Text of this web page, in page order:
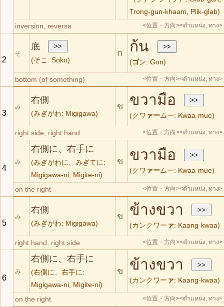
Trong-gun-khaam, Plik-glab)
inversion, reverse <位置・方向><ตำแหน่ง, ทาง>
2
そ
底
(そこ: Soko)
ก ก้น
(ゴン: Gon)
bottom (of something) <位置・方向><ตำแหน่ง, ทาง>
3
み
右側
(みぎがわ: Migigawa)
ข ขวามือ
(クワ ァームー: Kwaa-mue)
right side, right hand <位置・方向><ตำแหน่ง, ทาง>
4
み
右側に、右手に
(みぎがわに、みぎてに:
Migigawa-ni, Migite-ni)
ข ขวามือ
(クワ ァームー: Kwaa-mue)
on the right <位置・方向><ตำแหน่ง, ทาง>
5
み
右側
(みぎがわ: Migigawa)
ข ข้างขวา
(カンクワー ァ: Kaang-kwaa)
right hand, right side <位置・方向><ตำแหน่ง, ทาง>
6
み
右側に、右手に
(右側に、右手に:
Migigawa-ni, Migite-ni)
ข ข้างขวา
(カンクワー ァ: Kaang-kwaa)
on the right <位置・方向><ตำแหน่ง, ทาง>